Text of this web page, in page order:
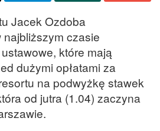
Jacek Ozdoba
najbliższym czasie
które mają
dużymi opłatami za
na podwyżkę stawek
od jutra (1.04) zaczyna